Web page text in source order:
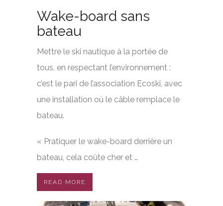
Wake-board sans
bateau
Mettre le ski nautique à la portée de
tous, en respectant l’environnement :
c’est le pari de l’association Ecoski, avec
une installation où le câble remplace le
bateau.
« Pratiquer le wake-board derrière un
bateau, cela coûte cher et …
READ MORE